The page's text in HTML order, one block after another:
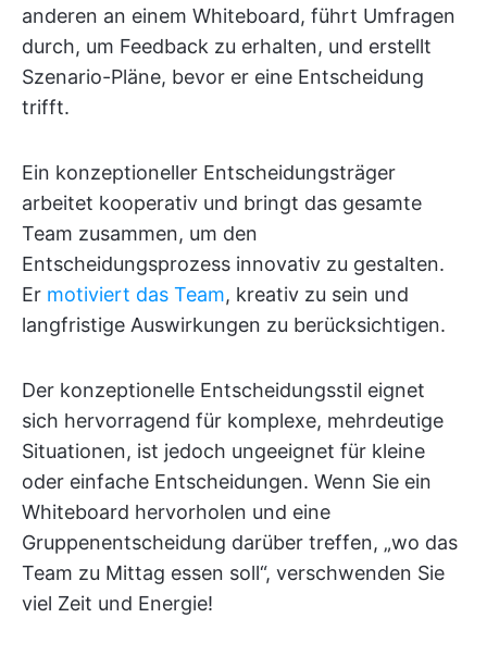
anderen an einem Whiteboard, führt Umfragen
durch, um Feedback zu erhalten, und erstellt
Szenario-Pläne, bevor er eine Entscheidung
trifft.
Ein konzeptioneller Entscheidungsträger
arbeitet kooperativ und bringt das gesamte
Team zusammen, um den
Entscheidungsprozess innovativ zu gestalten.
Er motiviert das Team, kreativ zu sein und
langfristige Auswirkungen zu berücksichtigen.
Der konzeptionelle Entscheidungsstil eignet
sich hervorragend für komplexe, mehrdeutige
Situationen, ist jedoch ungeeignet für kleine
oder einfache Entscheidungen. Wenn Sie ein
Whiteboard hervorholen und eine
Gruppenentscheidung darüber treffen, „wo das
Team zu Mittag essen soll“, verschwenden Sie
viel Zeit und Energie!